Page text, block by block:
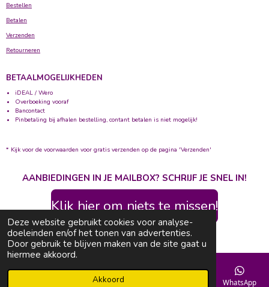
Deze website gebruikt cookies voor analyse-
doeleinden en/of het tonen van advertenties.
Door gebruik te blijven maken van de site gaat u
hiermee akkoord.
Akkoord
Bestellen
Betalen
Verzenden
Retourneren
BETAALMOGELIJKHEDEN
iDEAL / Wero
Overboeking vooraf
Bancontact
Pinbetaling bij afhalen bestelling, contant betalen is niet mogelijk!
* Kijk voor de voorwaarden voor gratis verzenden op de pagina 'Verzenden'
AANBIEDINGEN IN JE MAILBOX? SCHRIJF JE SNEL IN!
Klik hier om niets te missen!
© 2020 - 2026 Bolletje Wolletje
Powered by JouwWeb
Telefoonnummer WhatsApp